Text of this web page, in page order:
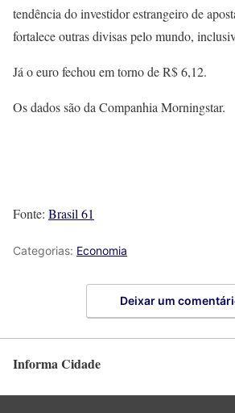
tendência do investidor estrangeiro de
fortalece outras divisas pelo mundo,
Já o euro fechou em torno de R$ 6,12.
Os dados são da Companhia Morningstar.
Fonte: Brasil 61
Categorias: Economia
Deixar um
Informa Cidade